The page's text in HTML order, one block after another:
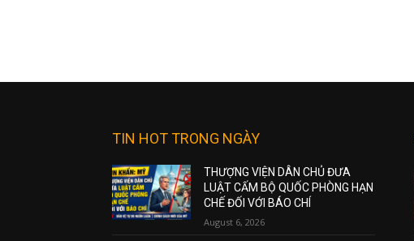
TIN HOT TRONG NGÀY
THƯỢNG VIỆN DÂN CHỦ ĐƯA
LUẬT CẤM BỘ QUỐC PHÒNG HẠN
CHẾ ĐỐI VỚI BÁO CHÍ
August 6, 2026